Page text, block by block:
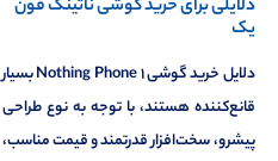
دلایلی برای خرید گوشی ناتینگ فون
یک
دلایل خرید گوشی ۱ Nothing Phone بسیار
قانع‌کننده‌ هستند، با توجه به نوع طراحی
پیشرو، سخت‌افزار قدرتمند و قیمت مناسب،